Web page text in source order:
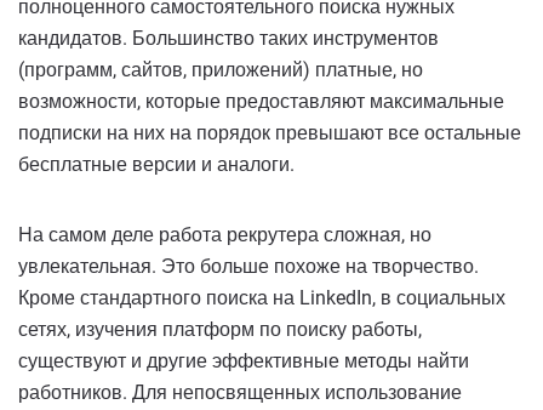
полноценного самостоятельного поиска нужных
кандидатов. Большинство таких инструментов
(программ, сайтов, приложений) платные, но
возможности, которые предоставляют максимальные
подписки на них на порядок превышают все остальные
бесплатные версии и аналоги.
На самом деле работа рекрутера сложная, но
увлекательная. Это больше похоже на творчество.
Кроме стандартного поиска на LinkedIn, в социальных
сетях, изучения платформ по поиску работы,
существуют и другие эффективные методы найти
работников. Для непосвященных использование